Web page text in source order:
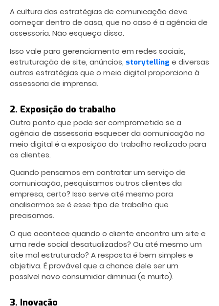
A cultura das estratégias de comunicação deve
começar dentro de casa, que no caso é a agência de
assessoria. Não esqueça disso.
Isso vale para gerenciamento em redes sociais,
estruturação de site, anúncios, storytelling e diversas
outras estratégias que o meio digital proporciona à
assessoria de imprensa.
2. Exposição do trabalho
Outro ponto que pode ser comprometido se a
agência de assessoria esquecer da comunicação no
meio digital é a exposição do trabalho realizado para
os clientes.
Quando pensamos em contratar um serviço de
comunicação, pesquisamos outros clientes da
empresa, certo? Isso serve até mesmo para
analisarmos se é esse tipo de trabalho que
precisamos.
O que acontece quando o cliente encontra um site e
uma rede social desatualizados? Ou até mesmo um
site mal estruturado? A resposta é bem simples e
objetiva. É provável que a chance dele ser um
possível novo consumidor diminua (e muito).
3. Inovação